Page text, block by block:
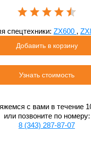
спецтехники: ZX600 ,
Добавить в корзину
Узнать стоимость
с вами в течение
или позвоните по номеру:
8 (343) 287-87-07